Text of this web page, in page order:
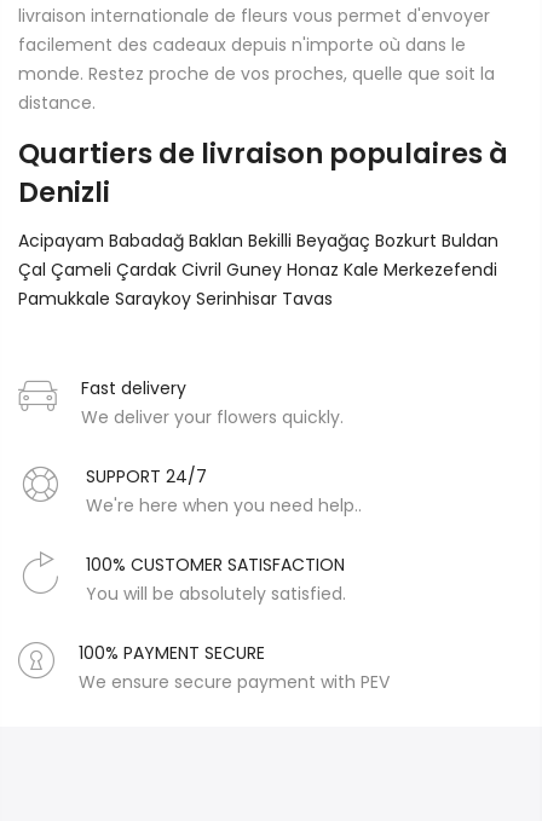
livraison internationale de fleurs vous permet d'envoyer
facilement des cadeaux depuis n'importe où dans le
monde. Restez proche de vos proches, quelle que soit la
distance.
Quartiers de livraison populaires à
Denizli
Acipayam Babadağ Baklan Bekilli Beyağaç Bozkurt Buldan
Çal Çameli Çardak Civril Guney Honaz Kale Merkezefendi
Pamukkale Saraykoy Serinhisar Tavas
Fast delivery
We deliver your flowers quickly.
SUPPORT 24/7
We're here when you need help..
100% CUSTOMER SATISFACTION
You will be absolutely satisfied.
100% PAYMENT SECURE
We ensure secure payment with PEV